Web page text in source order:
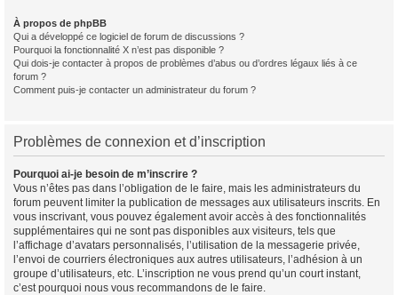
À propos de phpBB
Qui a développé ce logiciel de forum de discussions ?
Pourquoi la fonctionnalité X n’est pas disponible ?
Qui dois-je contacter à propos de problèmes d’abus ou d’ordres légaux liés à ce
forum ?
Comment puis-je contacter un administrateur du forum ?
Problèmes de connexion et d’inscription
Pourquoi ai-je besoin de m’inscrire ?
Vous n’êtes pas dans l’obligation de le faire, mais les administrateurs du
forum peuvent limiter la publication de messages aux utilisateurs inscrits. En
vous inscrivant, vous pouvez également avoir accès à des fonctionnalités
supplémentaires qui ne sont pas disponibles aux visiteurs, tels que
l’affichage d’avatars personnalisés, l’utilisation de la messagerie privée,
l’envoi de courriers électroniques aux autres utilisateurs, l’adhésion à un
groupe d’utilisateurs, etc. L’inscription ne vous prend qu’un court instant,
c’est pourquoi nous vous recommandons de le faire.